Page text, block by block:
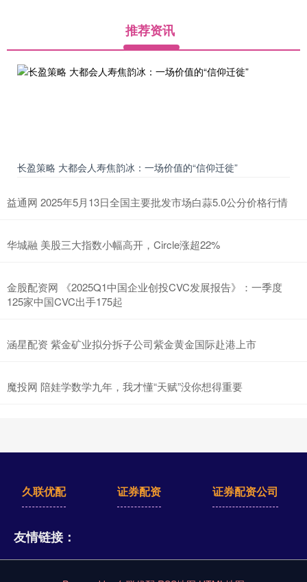
推荐资讯
长盈策略 大都会人寿焦韵冰：一场价值的“信仰迁徙”
益通网 2025年5月13日全国主要批发市场白蒜5.0公分价格行情
华城融 美股三大指数小幅高开，Circle涨超22%
金股配资网 《2025Q1中国企业创投CVC发展报告》：一季度
125家中国CVC出手175起
涵星配资 紫金矿业拟分拆子公司紫金黄金国际赴港上市
魔投网 陪娃学数学九年，我才懂“天赋”没你想得重要
久联优配 证券配资 证券配资公司
友情链接：